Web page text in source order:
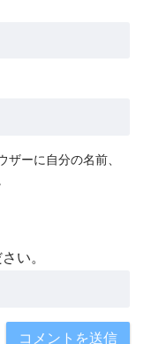
ーに自分の名前、
い。